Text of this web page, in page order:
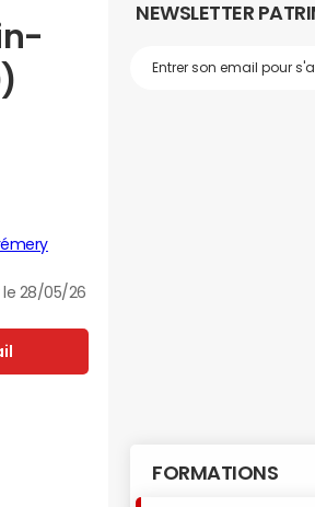
le 28/05/26
NEWSLETTER
FORMATIONS